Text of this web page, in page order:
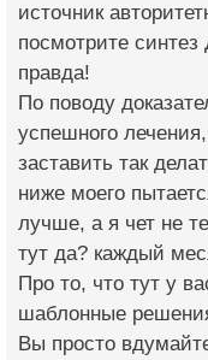
источник
посмотрите
правда!
По поводу
успешного
заставить так
ниже моего
лучше, а я чет не
тут да? каждый
Про то, что тут у
шаблонные
Вы просто